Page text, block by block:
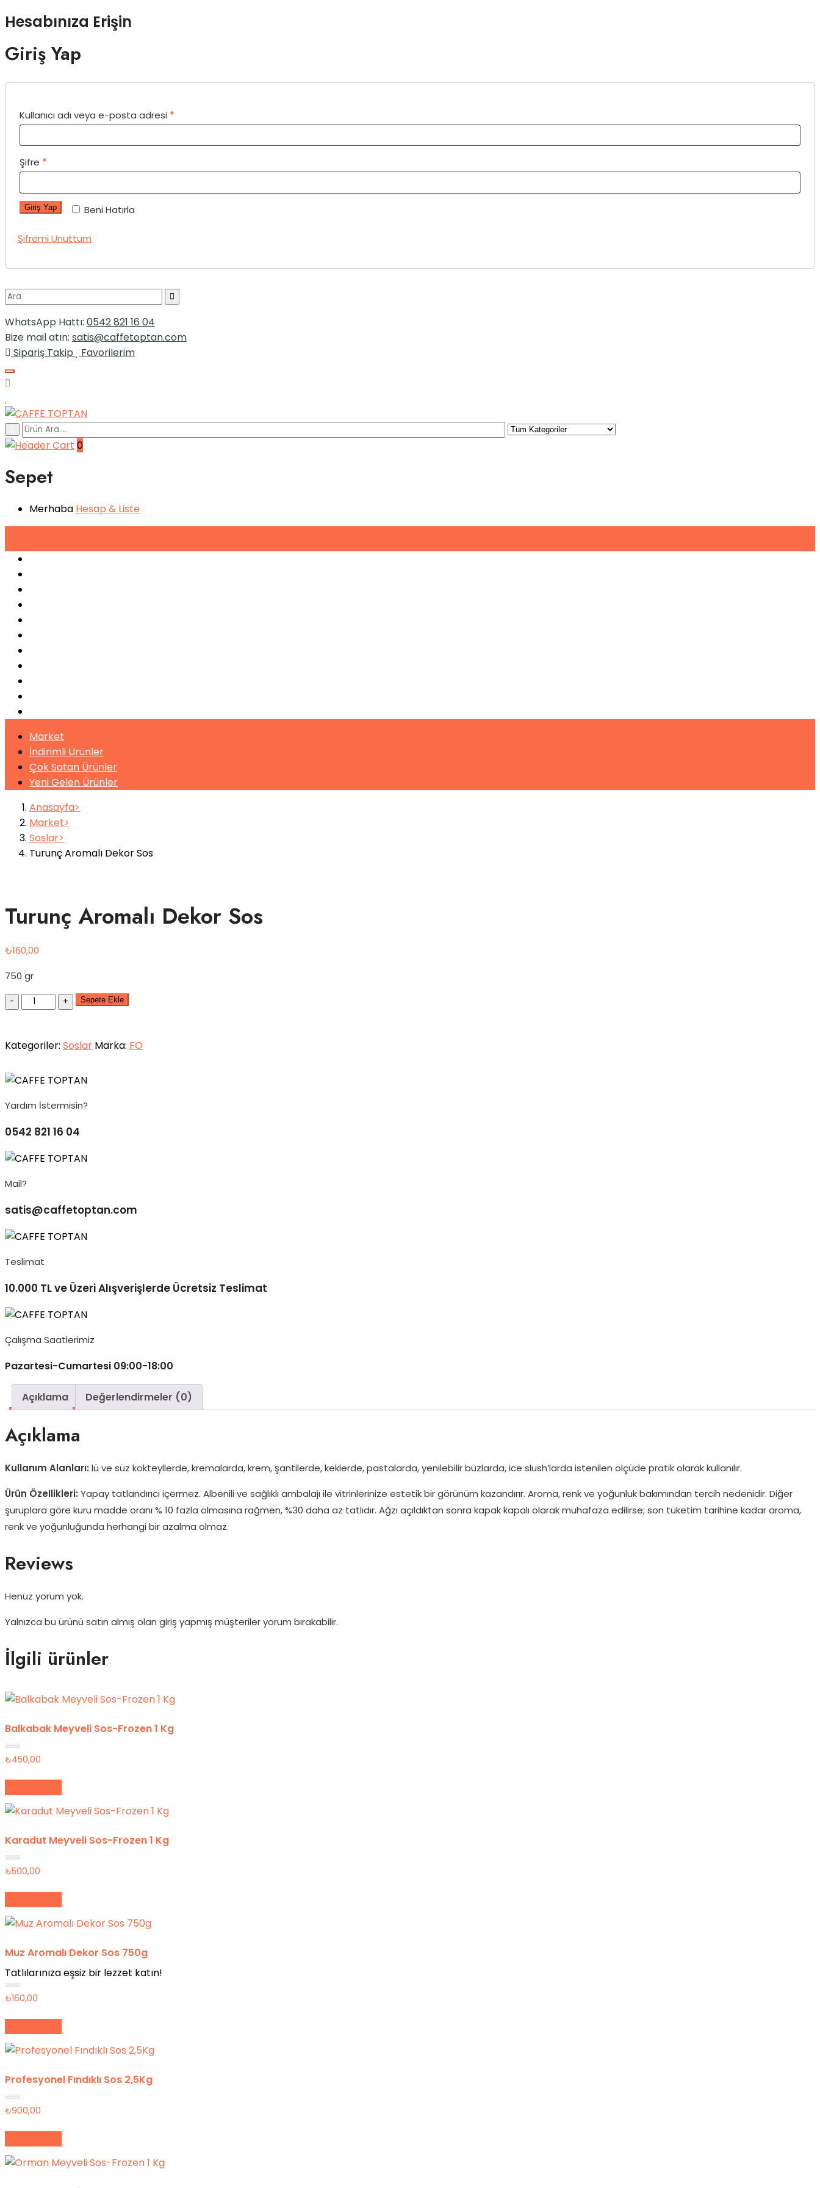
Hesabınıza Erişin
Giriş Yap
Kullanıcı adı veya e-posta adresi *
Şifre *
Beni Hatırla
Giriş Yap
Şifremi Unuttum
WhatsApp Hattı: 0542 821 16 04
Bize mail atın: satis@caffetoptan.com
Sipariş Takip
Favorilerim
0
Sepet
Merhaba Hesap & Liste
Market
İndirimli Ürünler
Çok Satan Ürünler
Yeni Gelen Ürünler
Anasayfa
Market
Soslar
Turunç Aromalı Dekor Sos
Turunç Aromalı Dekor Sos
₺160,00
750 gr
Quantity Sepete Ekle
Kategoriler: Soslar Marka: FO
Yardım İstermisin?
0542 821 16 04
Mail?
satis@caffetoptan.com
Teslimat
10.000 TL ve Üzeri Alışverişlerde Ücretsiz Teslimat
Çalışma Saatlerimiz
Pazartesi-Cumartesi 09:00-18:00
Açıklama Değerlendirmeler (0)
Açıklama
Kullanım Alanları: lü ve süz kokteyllerde, kremalarda, krem, şantilerde, keklerde, pastalarda, yenilebilir buzlarda, ice slush’larda istenilen ölçüde pratik olarak kullanılır.
Ürün Özellikleri: Yapay tatlandırıcı içermez. Albenili ve sağlıklı ambalajı ile vitrinlerinize estetik bir görünüm kazandırır. Aroma, renk ve yoğunluk bakımından tercih nedenidir. Diğer
şuruplara göre kuru madde oranı % 10 fazla olmasına rağmen, %30 daha az tatlıdır. Ağzı açıldıktan sonra kapak kapalı olarak muhafaza edilirse; son tüketim tarihine kadar aroma,
renk ve yoğunluğunda herhangi bir azalma olmaz.
Reviews
Henüz yorum yok.
Yalnızca bu ürünü satın almış olan giriş yapmış müşteriler yorum bırakabilir.
İlgili ürünler
Balkabak Meyveli Sos-Frozen 1 Kg
5
üzerinden
oy
₺450,00
Karadut Meyveli Sos-Frozen 1 Kg
5
üzerinden
oy
₺500,00
Muz Aromalı Dekor Sos 750g
Tatlılarınıza eşsiz bir lezzet katın!
5
üzerinden
oy
₺160,00
Profesyonel Fındıklı Sos 2,5Kg
5
üzerinden
oy
₺900,00